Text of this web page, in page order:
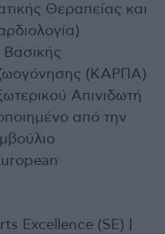
Θεραπείας και
Βασικής
(ΚΑΡΠΑ)
Απινιδωτή
από την
Excellence (SE) |